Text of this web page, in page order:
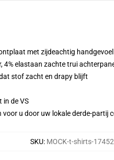
met zijdeachtig handgevoel
elastaan zachte trui
stof zacht en drapy blijft
in de VS
voor u door uw lokale derde-
SKU: MOCK-t-shirts-